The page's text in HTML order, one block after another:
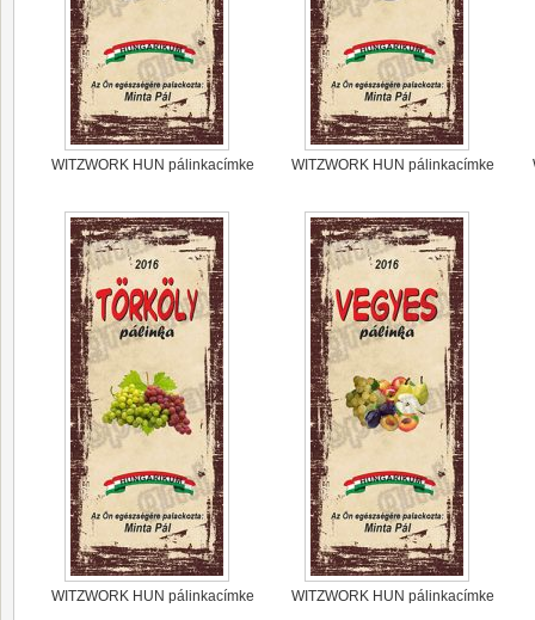
WITZWORK HUN pálinkacímke WITZWORK HUN pálinkacímke
WITZWORK HUN pálinkacímke WITZWORK HUN pálinkacímke